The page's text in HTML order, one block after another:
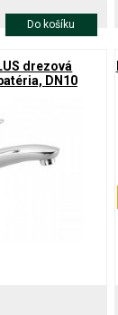
Do košíku
drezová
DN10